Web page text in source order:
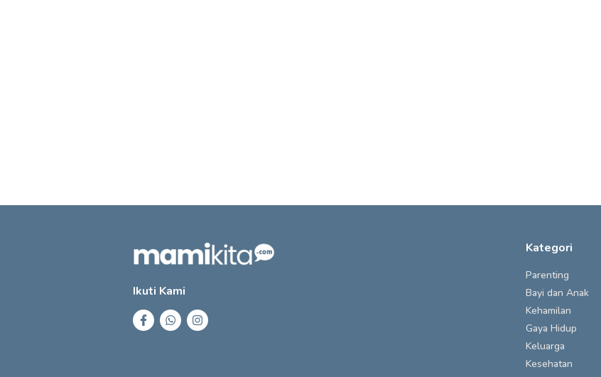
Ikuti Kami
Kategori
Parenting
Bayi dan Anak
Kehamilan
Gaya Hidup
Keluarga
Kesehatan